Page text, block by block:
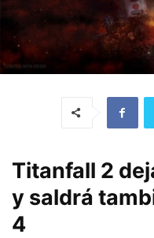
Titanfall 2
y saldrá
4